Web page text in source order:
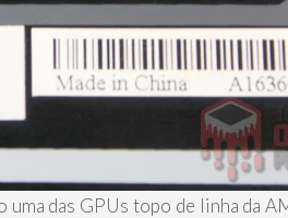
das GPUs topo de linha da